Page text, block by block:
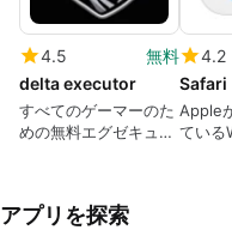
4.5
無料
delta executor
すべてのゲーマーのた
めの無料エグゼキュー
4.2
Safari
Apple
ている
アプリを探索